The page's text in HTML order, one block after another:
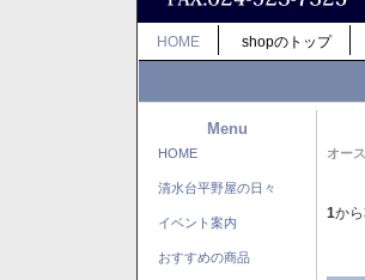
HOME shopのトップ
Menu
HOME
清水台平野屋の日々
イベント案内
おすすめの商品
オー
1から